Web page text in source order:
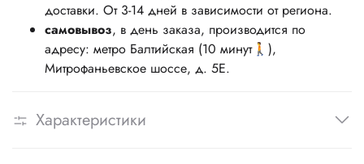
доставки. От 3-14 дней в зависимости от региона.
самовывоз, в день заказа, производится по
адресу: метро Балтийская (10 минут🚶),
Митрофаньевское шоссе, д. 5Е.
Характеристики